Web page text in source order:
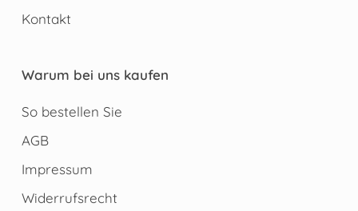
Kontakt
Warum bei uns kaufen
So bestellen Sie
AGB
Impressum
Widerrufsrecht